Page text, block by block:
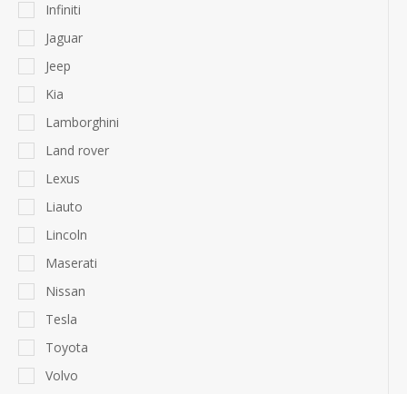
Infiniti
Jaguar
Jeep
Kia
Lamborghini
Land rover
Lexus
Liauto
Lincoln
Maserati
Nissan
Tesla
Toyota
Volvo